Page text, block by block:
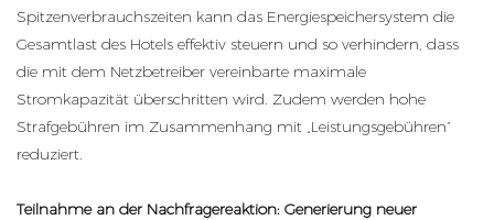
Spitzenverbrauchszeiten kann das Energiespeichersystem die
Gesamtlast des Hotels effektiv steuern und so verhindern, dass
die mit dem Netzbetreiber vereinbarte maximale
Stromkapazität überschritten wird. Zudem werden hohe
Strafgebühren im Zusammenhang mit „Leistungsgebühren“
reduziert.
Teilnahme an der Nachfragereaktion: Generierung neuer